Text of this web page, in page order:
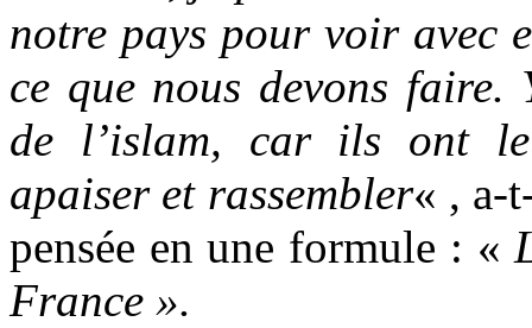
notre pays pour voir avec
ce que nous devons faire.
de l’islam, car ils ont
apaiser et rassembler« , a-
pensée en une formule : «
France ».